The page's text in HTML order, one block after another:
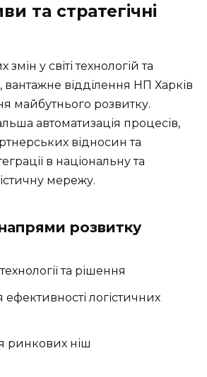
та стратегічні
у світі технологій та
вантажне відділення НП Харків
майбутнього розвитку.
автоматизація процесів,
відносин та
в національну та
мережу.
напрями розвитку
та рішення
логістичних
ринкових ніш